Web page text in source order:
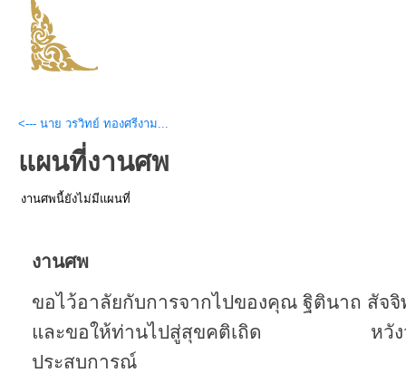
<--- นาย วรวิทย์ ทองศรีงาม...
แผนที่งานศพ
งานศพนี้ยังไม่มีแผนที่
งานศพ
ขอไว้อาลัยกับการจากไปของคุณ ฐิตินาถ สัจ
และขอให้ท่านไปสู่สุขคติเถิด หวังว่า
ประสบการณ์